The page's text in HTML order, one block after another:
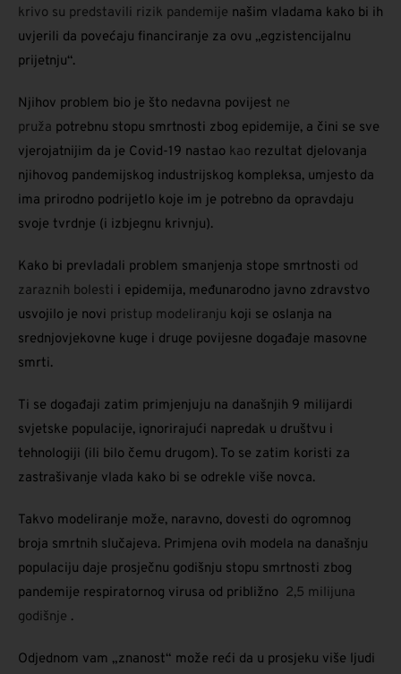
krivo su predstavili rizik pandemije našim vladama kako bi ih
uvjerili da povećaju financiranje za ovu „egzistencijalnu
prijetnju“.
Njihov problem bio je što nedavna povijest ne
pruža potrebnu stopu smrtnosti zbog epidemije, a čini se sve
vjerojatnijim da je Covid-19 nastao kao rezultat djelovanja
njihovog pandemijskog industrijskog kompleksa, umjesto da
ima prirodno podrijetlo koje im je potrebno da opravdaju
svoje tvrdnje (i izbjegnu krivnju).
Kako bi prevladali problem smanjenja stope smrtnosti od
zaraznih bolesti i epidemija, međunarodno javno zdravstvo
usvojilo je novi pristup modeliranju koji se oslanja na
srednjovjekovne kuge i druge povijesne događaje masovne
smrti.
Ti se događaji zatim primjenjuju na današnjih 9 milijardi
svjetske populacije, ignorirajući napredak u društvu i
tehnologiji (ili bilo čemu drugom). To se zatim koristi za
zastrašivanje vlada kako bi se odrekle više novca.
Takvo modeliranje može, naravno, dovesti do ogromnog
broja smrtnih slučajeva. Primjena ovih modela na današnju
populaciju daje prosječnu godišnju stopu smrtnosti zbog
pandemije respiratornog virusa od približno 2,5 milijuna
godišnje .
Odjednom vam „znanost“ može reći da u prosjeku više ljudi